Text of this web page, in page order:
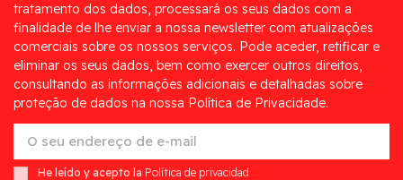
tratamento dos dados, processará os seus dados com a
finalidade de lhe enviar a nossa newsletter com atualizações
comerciais sobre os nossos serviços. Pode aceder, retificar e
eliminar os seus dados, bem como exercer outros direitos,
consultando as informações adicionais e detalhadas sobre
proteção de dados na nossa Política de Privacidade.
He leído y acepto la Política de privacidad